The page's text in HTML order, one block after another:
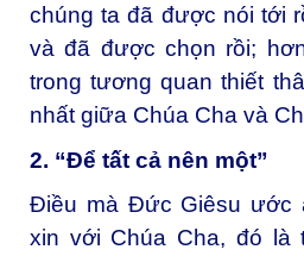
chúng ta đã được nói tới
và đã được chọn rồi;
trong tương quan thiết
nhất giữa Chúa Cha và
2. “Để tất cả nên một”
Điều mà Đức Giêsu ước
xin với Chúa Cha, đó là